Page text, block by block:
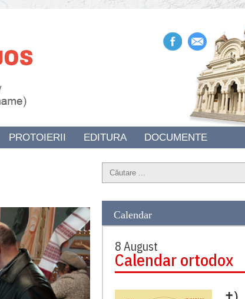
PROTOIERII EDITURA DOCUMENTE
Calendar
8 August
Calendar ortodox